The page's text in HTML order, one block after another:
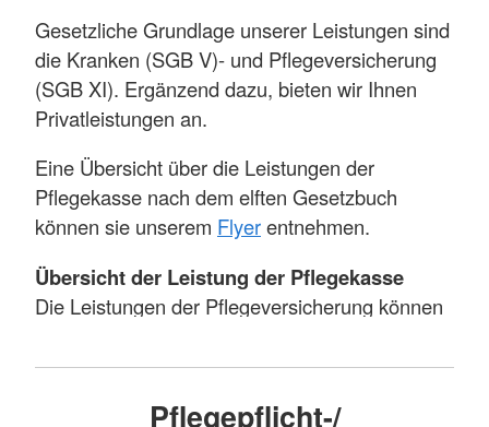
Grundpflege
Hauswirtschaftliche Versorgung
Anspruch auf Grundpflege und
hauswirtschaftliche Versorgung besteht nur,
wenn die Satzung der Krankenkasse dies
vorsieht und der Versicherte keine Leistungen
nach dem Pflegeversicherungsgesetz bezieht.
Medizinische Behandlungspflege ist dann
verordnungs- und genehmigungsfähig, wenn sie
zur Absicherung des ärztlichen
über einen Zeitraum von 14 Tagen in der
Erstverordnung und anschließend auch als
Gesetzliche Grundlage unserer Leistungen sind
die Kranken (SGB V)- und Pflegeversicherung
(SGB XI). Ergänzend dazu, bieten wir Ihnen
Privatleistungen an.
Eine Übersicht über die Leistungen der
Pflegekasse nach dem elften Gesetzbuch
können sie unserem Flyerentnehmen.
Übersicht der Leistung der Pflegekasse
Die Leistungen der Pflegeversicherung können
Kombinationsleistungen erbracht werden. Die
Pflegepflicht-/